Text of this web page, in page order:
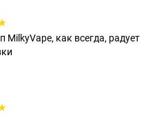
как всегда, радует